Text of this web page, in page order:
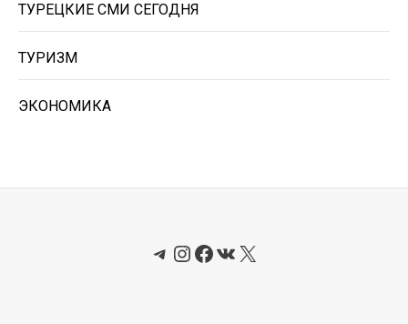
ТУРЕЦКИЕ СМИ СЕГОДНЯ
ТУРИЗМ
ЭКОНОМИКА
Telegram
Instagram
Facebook
ВКонтакте
X